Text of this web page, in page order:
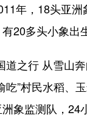
，18头亚洲
20多头小象出
之行 从雪山奔
吃”村民水稻、
洲象监测队，24